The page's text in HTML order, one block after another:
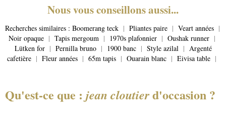
Nous vous conseillons aussi...
Recherches similaires : Boomerang teck | Pliantes paire | Veart années |
Noir opaque | Tapis mergoum | 1970s plafonnier | Oushak runner |
Lütken for | Pernilla bruno | 1900 banc | Style azilal | Argenté
cafetière | Fleur années | 65m tapis | Ouarain blanc | Eivisa table |
Qu'est-ce que : jean cloutierd'occasion ?